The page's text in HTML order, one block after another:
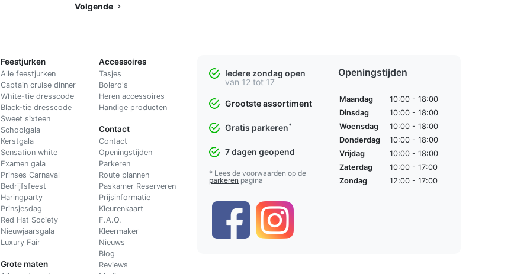
Volgende
Feestjurken
Alle feestjurken
Captain cruise dinner
White-tie dresscode
Black-tie dresscode
Sweet sixteen
Schoolgala
Kerstgala
Sensation white
Examen gala
Prinses Carnaval
Bedrijfsfeest
Haringparty
Prinsjesdag
Red Hat Society
Nieuwjaarsgala
Luxury Fair
Grote maten
Accessoires
Tasjes
Bolero's
Heren accessoires
Handige producten
Contact
Contact
Openingstijden
Parkeren
Route plannen
Paskamer Reserveren
Prijsinformatie
Kleurenkaart
F.A.Q.
Kleermaker
Nieuws
Blog
Reviews
Iedere zondag open
van 12 tot 17
Grootste assortiment
Gratis parkeren*
7 dagen geopend
* Lees de voorwaarden op de
parkeren pagina
Openingstijden
Maandag
10:00 - 18:00
Dinsdag
10:00 - 18:00
Woensdag
10:00 - 18:00
Donderdag
10:00 - 18:00
Vrijdag
10:00 - 18:00
Zaterdag
10:00 - 17:00
Zondag
12:00 - 17:00